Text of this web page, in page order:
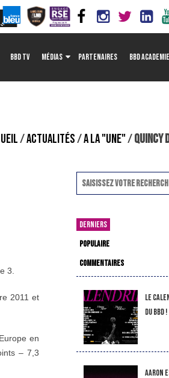
BBD TV MÉDIAS PARTENAIRES BBD ACADEMIE
/ACTUALITÉS/A LA "UNE"/QUINCY
3.
2011 et
en
– 7,3
DERNIERS
POPULAIRE
COMMENTAIRES
LE
DU BBD !
Aaron